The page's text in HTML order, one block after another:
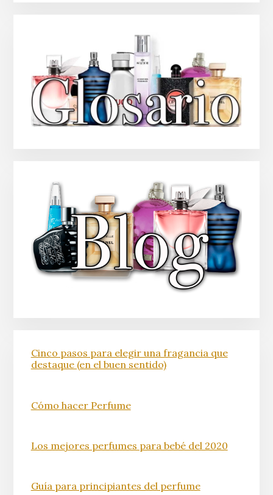
Cinco pasos para elegir una fragancia que
destaque (en el buen sentido)
Cómo hacer Perfume
Los mejores perfumes para bebé del 2020
Guía para principiantes del perfume